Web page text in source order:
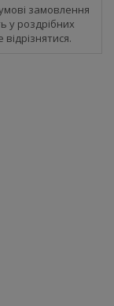
замовлення
у роздрібних